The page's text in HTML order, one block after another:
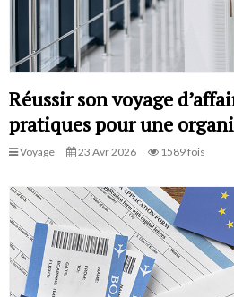
Réussir son voyage
pratiques pour une
Voyage 23 Avr 2026 1589 fois